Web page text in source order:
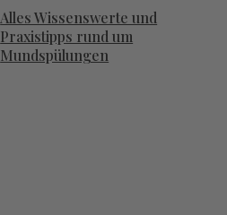
Alles Wissenswerte und
Praxistipps rund um
Mundspülungen